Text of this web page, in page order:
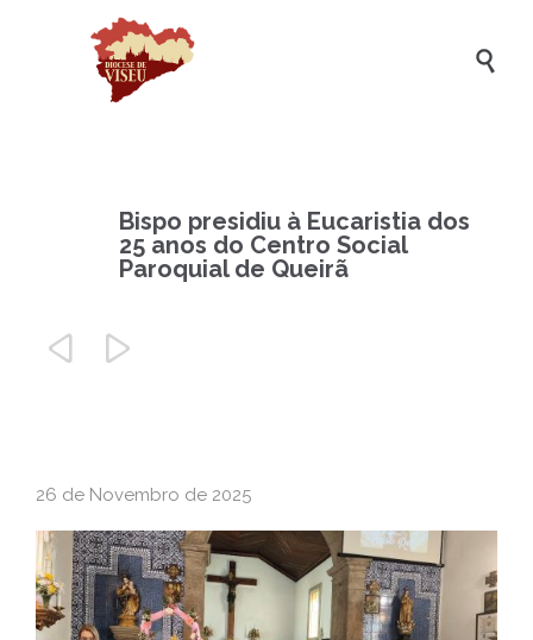

Bispo presidiu à Eucaristia dos
25 anos do Centro Social
Paroquial de Queirã
 
26 de Novembro de 2025